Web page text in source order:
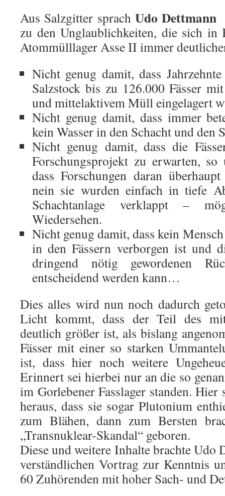
Aus Salzgitter sprach Udo Dettmann
zu den Unglaublichkeiten, die sich in
Atommülllager Asse II immer
Nicht genug damit, dass
Salzstock bis zu 126.000 Fässer
und mittelaktivem Müll eingelagert
Nicht genug damit, dass immer
kein Wasser in den Schacht und den
Nicht genug damit, dass die
Forschungsprojekt zu erwarten, so
dass Forschungen daran
nein sie wurden einfach in tiefe
Schachtanlage verklappt –
Wiedersehen.
Nicht genug damit, dass kein
in den Fässern verborgen ist und
dringend nötig gewordenen
entscheidend werden kann…
Dies alles wird nun noch dadurch
Licht kommt, dass der Teil des
deutlich größer ist, als bislang
Fässer mit einer so starken
ist, dass hier noch weitere
Erinnert sei hierbei nur an die so
im Gorlebener Fasslager standen. Hier
heraus, dass sie sogar Plutonium
zum Blähen, dann zum Bersten
„Transnuklear-Skandal“ geboren.
Diese und weitere Inhalte brachte Udo
verständlichen Vortrag zur Kenntnis
60 Zuhörenden mit hoher Sach- und